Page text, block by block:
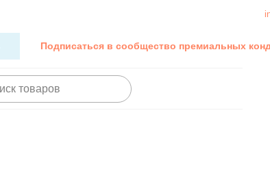
Подписаться в сообщество премиальных